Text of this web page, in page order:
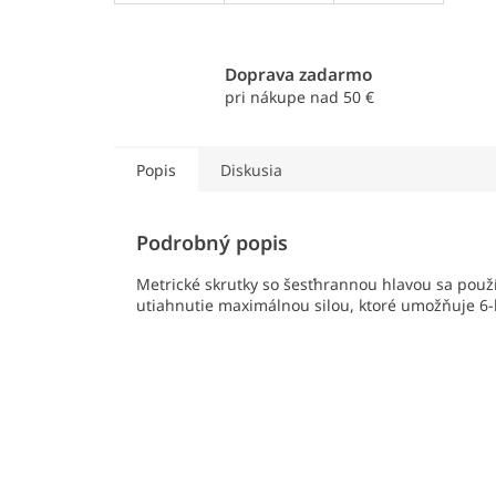
Doprava zadarmo
pri nákupe nad 50 €
Popis Diskusia
Podrobný popis
Metrické skrutky so šesťhrannou hlavou sa
utiahnutie maximálnou silou, ktoré umožňuje